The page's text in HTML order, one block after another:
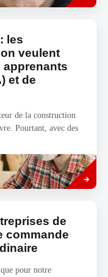
les
veulent
apprenants
et de
de la construction
Pourtant, avec des
Savoir
plus
de
commande
pour notre